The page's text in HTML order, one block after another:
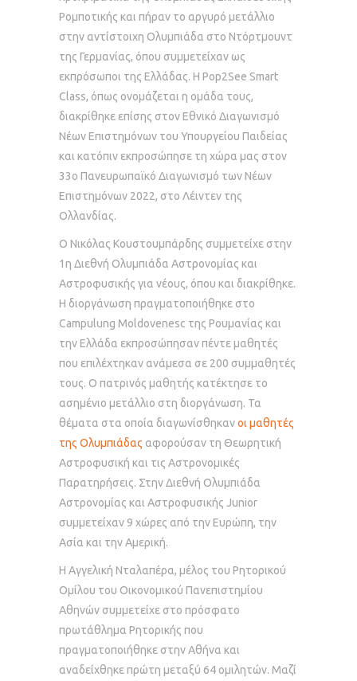
Ρομποτικής και πήραν το αργυρό μετάλλιο
στην αντίστοιχη Ολυμπιάδα στο Ντόρτμουντ
της Γερμανίας, όπου συμμετείχαν ως
εκπρόσωποι της Ελλάδας. Η Pop2See Smart
Class, όπως ονομάζεται η ομάδα τους,
διακρίθηκε επίσης στον Εθνικό Διαγωνισμό
Νέων Επιστημόνων του Υπουργείου Παιδείας
και κατόπιν εκπροσώπησε τη χώρα μας στον
33ο Πανευρωπαϊκό Διαγωνισμό των Νέων
Επιστημόνων 2022, στο Λέιντεν της
Ολλανδίας.
Ο Νικόλας Κουστουμπάρδης συμμετείχε στην
1η Διεθνή Ολυμπιάδα Αστρονομίας και
Αστροφυσικής για νέους, όπου και διακρίθηκε.
Η διοργάνωση πραγματοποιήθηκε στο
Campulung Moldovenesc της Ρουμανίας και
την Ελλάδα εκπροσώπησαν πέντε μαθητές
που επιλέχτηκαν ανάμεσα σε 200 συμμαθητές
τους. Ο πατρινός μαθητής κατέκτησε το
ασημένιο μετάλλιο στη διοργάνωση. Τα
θέματα στα οποία διαγωνίσθηκανοι μαθητές
της Ολυμπιάδας αφορούσαν τη Θεωρητική
Αστροφυσική και τις Αστρονομικές
Παρατηρήσεις. Στην Διεθνή Ολυμπιάδα
Αστρονομίας και Αστροφυσικής Junior
συμμετείχαν 9 χώρες από την Ευρώπη, την
Ασία και την Αμερική.
Η Αγγελική Νταλαπέρα, μέλος του Ρητορικού
Ομίλου του Οικονομικού Πανεπιστημίου
Αθηνών συμμετείχε στο πρόσφατο
πρωτάθλημα Ρητορικής που
πραγματοποιήθηκε στην Αθήνα και
αναδείχθηκε πρώτη μεταξύ 64 ομιλητών. Μαζί